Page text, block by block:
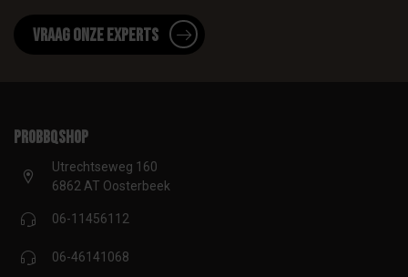
Vraag onze experts
proBBQshop
Utrechtseweg 160
6862 AT Oosterbeek
06-11456112
06-46141068